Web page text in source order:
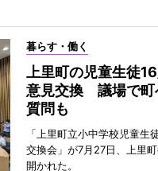
暮らす・働く
上里町の児童生徒
意見交換 議場で町
質問も
「上里町立小中学校児童生
交換会」が7月27日、上里
開かれた。